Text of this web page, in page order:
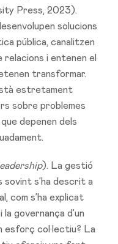
Press, 2023).
solucions
pública, canalitzen
i entenen el
transformar.
estretament
sobre problemes
depenen dels
). La gestió
s’ha descrit a
com s’ha explicat
governança d’un
esforç col·lectiu? La